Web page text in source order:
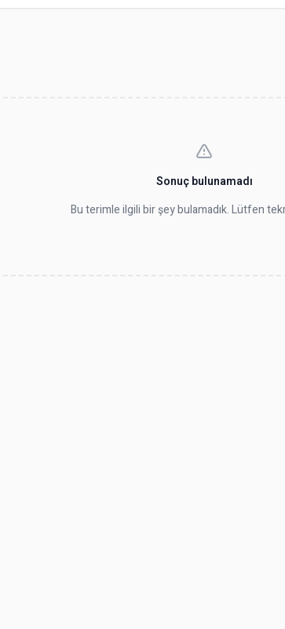
Sonuç bulunamadı
Bu terimle ilgili bir şey bulamadık. Lütfen